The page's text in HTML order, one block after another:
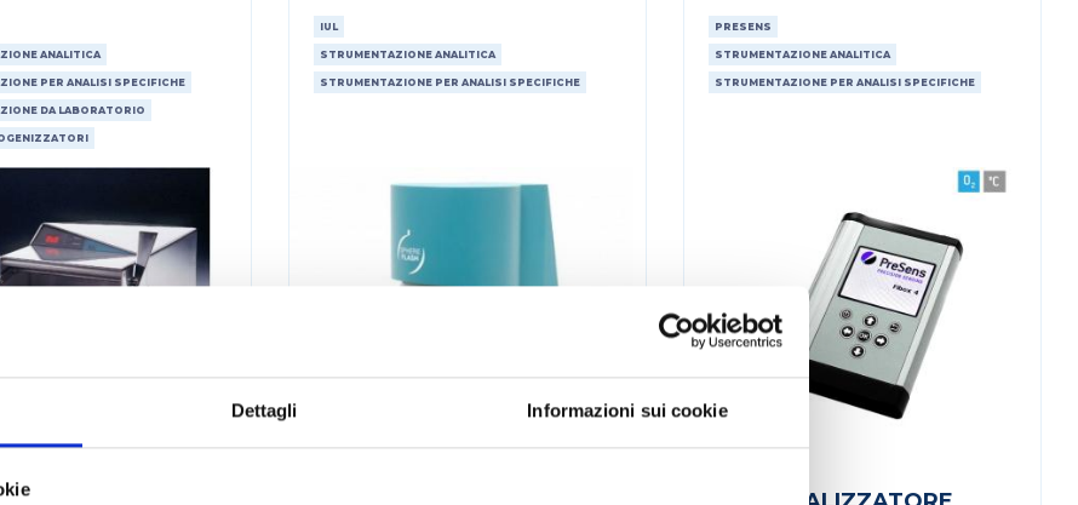
Dettagli Informazioni sui cookie
ANALITICA
PER ANALISI SPECIFICHE
DA LABORATORIO
IUL
STRUMENTAZIONE ANALITICA
STRUMENTAZIONE PER ANALISI SPECIFICHE
PRESENS
STRUMENTAZIONE ANALITICA
STRUMENTAZIONE PER ANALISI SPECIFICHE